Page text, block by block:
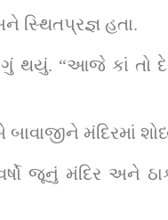
સ્થિતપ્રજ્ઞ હતા.
થયું. “આજે કાં તો
બાવાજીને મંદિરમાં
જૂનું મંદિર અને